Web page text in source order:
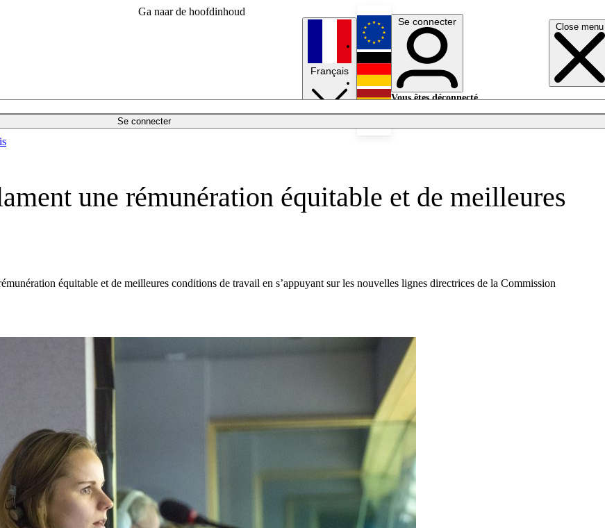
Ga naar de hoofdinhoud
Close menu
Se connecter
Français
English
Deutsch
Se connecter
Vous êtes déconnecté.
une rémunération équitable et de meilleures
équitable et de meilleures conditions de travail en s’appuyant sur les nouvelles lignes directrices de la Commission